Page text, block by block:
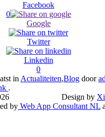
Facebook
0
Google
Twitter
Linkedin
0
in Actualiteiten,Blog door
.
Design by
by Web App Consultant NL